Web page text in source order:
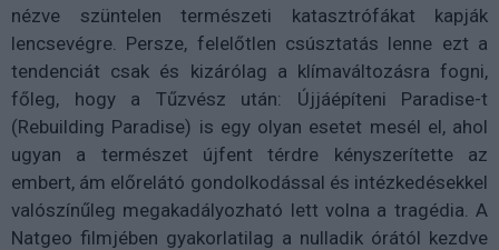
nézve szüntelen természeti katasztrófákat kapják
lencsevégre. Persze, felelőtlen csúsztatás lenne ezt a
tendenciát csak és kizárólag a klímaváltozásra fogni,
főleg, hogy a Tűzvész után: Újjáépíteni Paradise-t
(Rebuilding Paradise) is egy olyan esetet mesél el, ahol
ugyan a természet újfent térdre kényszerítette az
embert, ám előrelátó gondolkodással és intézkedésekkel
valószínűleg megakadályozható lett volna a tragédia. A
Natgeo filmjében gyakorlatilag a nulladik órától kezdve